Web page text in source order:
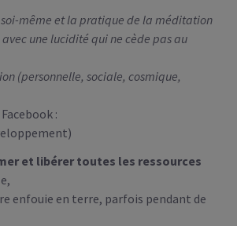
soi-même et la pratique de la méditation
une lucidité qui ne cède pas au
(personnelle, sociale, cosmique,
:
et libérer toutes les ressources
enfouie en terre, parfois pendant de